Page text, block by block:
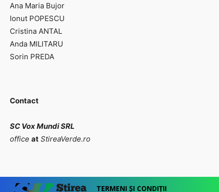
Ana Maria Bujor
Ionut POPESCU
Cristina ANTAL
Anda MILITARU
Sorin PREDA
Contact
SC Vox Mundi SRL
office at StireaVerde.ro
TERMENI ȘI CONDIȚII